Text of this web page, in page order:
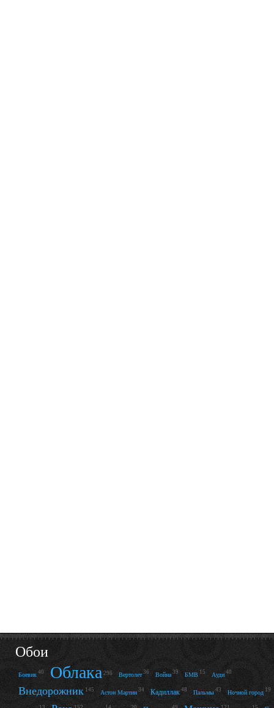
Обои
Боевик 40 Облака 296 Вертолет 36 Война 39 БМВ 15 Ауди 40
Внедорожник 145 Астон Мартин 34 Кадиллак 48 Пальмы 43 Ночной город 19